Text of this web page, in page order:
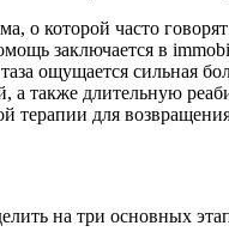
о которой часто
заключается в
ощущается сильная
а также длительную
терапии для
на три основных